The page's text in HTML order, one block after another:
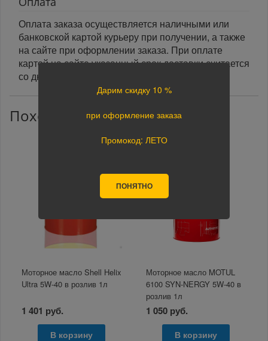
Оплата заказа осуществляется наличными или
банковской картой курьеру при получении, а также
на сайте при оформлении заказа. При оплате
картой на сайте указанный срок доставки считается
со дня поступления оплаты.
Похожие товары
Моторное масло Shell Helix
Ultra 5W-40 в розлив 1л
1 401 руб.
В корзину
Моторное масло MOTUL
6100 SYN-NERGY 5W-40 в
розлив 1л
1 050 руб.
В корзину
Дарим скидку 10 %
при оформление заказа
Промокод: ЛЕТО
ПОНЯТНО